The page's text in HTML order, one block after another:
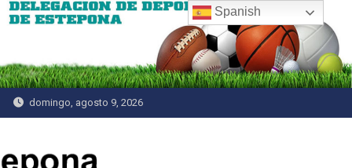
Saltar
domingo, agosto 9, 2026
Spanish